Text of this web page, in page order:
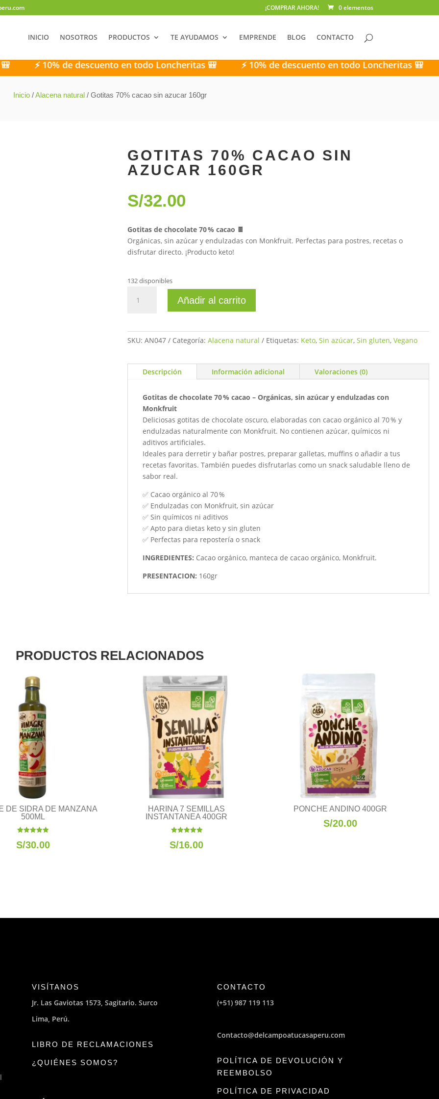
¡COMPRAR AHORA! 0 elementos
INICIO NOSOTROS PRODUCTOS TE AYUDAMOS EMPRENDE BLOG CONTACTO
⚡ 10% de descuento en todo Loncheritas 🎒 ⚡ 10% de descuento en todo Loncheritas 🎒 ⚡
Inicio/Alacena natural/ Gotitas 70% cacao sin azucar 160gr
GOTITAS 70% CACAO SIN
AZUCAR 160GR
S/32.00
Gotitas de chocolate 70 % cacao 🍫
Orgánicas, sin azúcar y endulzadas con Monkfruit. Perfectas para postres, recetas o
disfrutar directo. ¡Producto keto!
132 disponibles
70%
azucar
Añadir al carrito
SKU: AN047 Categoría: Alacena natural Etiquetas: Keto, Sin azúcar, Sin gluten, Vegano
Descripción Información adicional Valoraciones (0)
Gotitas de chocolate 70 % cacao – Orgánicas, sin azúcar y endulzadas con
Monkfruit
Deliciosas gotitas de chocolate oscuro, elaboradas con cacao orgánico al 70 % y
endulzadas naturalmente con Monkfruit. No contienen azúcar, químicos ni
aditivos artificiales.
Ideales para derretir y bañar postres, preparar galletas, muffins o añadir a tus
recetas favoritas. También puedes disfrutarlas como un snack saludable lleno de
sabor real.
✅ Cacao orgánico al 70 %
✅ Endulzadas con Monkfruit, sin azúcar
✅ Sin químicos ni aditivos
✅ Apto para dietas keto y sin gluten
✅ Perfectas para repostería o snack
INGREDIENTES: Cacao orgánico, manteca de cacao orgánico, Monkfruit.
PRESENTACION: 160gr
PRODUCTOS RELACIONADOS
DE SIDRA DE MANZANA
500ML
con
S/30.00
HARINA 7 SEMILLAS
INSTANTANEA 400GR
con
S/16.00
PONCHE ANDINO 400GR
S/20.00
VISÍTANOS
Jr. Las Gaviotas 1573, Sagitario. Surco
Lima, Perú.
LIBRO DE RECLAMACIONES
¿QUIÉNES SOMOS?
CONTACTO
(+51) 987 119 113
Contacto@delcampoatucasaperu.com
POLÍTICA DE DEVOLUCIÓN Y
REEMBOLSO
POLÍTICA DE PRIVACIDAD